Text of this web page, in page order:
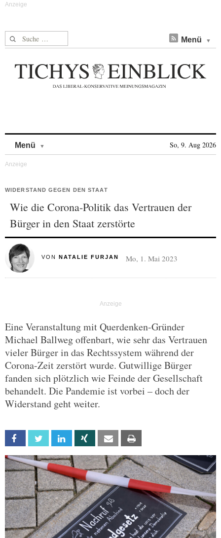
Suche nach: Menü
Menü So, 9. Aug 2026
WIDERSTAND GEGEN DEN STAAT
Wie die Corona-Politik das Vertrauen der
Bürger in den Staat zerstörte
VON NATALIE FURJAN Mo, 1. Mai 2023
Eine Veranstaltung mit Querdenken-Gründer
Michael Ballweg offenbart, wie sehr das Vertrauen
vieler Bürger in das Rechtssystem während der
Corona-Zeit zerstört wurde. Gutwillige Bürger
fanden sich plötzlich wie Feinde der Gesellschaft
behandelt. Die Pandemie ist vorbei – doch der
Widerstand geht weiter.
Facebook Twitter Linkedin Xing Email